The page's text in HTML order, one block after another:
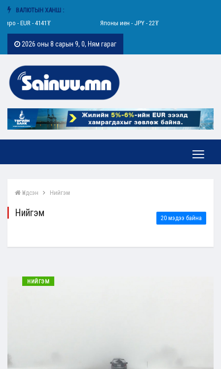
ВАЛЮТЫН ХАНШ :
- 4141₮
Японы иен - JPY - 22₮
2026 оны 8 сарын 9, 0, Ням гараг
Үндсэн Нийгэм
Нийгэм 20 мэдээ байна
НИЙГЭМ